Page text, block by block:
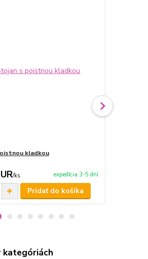
kladkou
/ks expedícia 3-5 dní
Pridať do košíka
kategóriách